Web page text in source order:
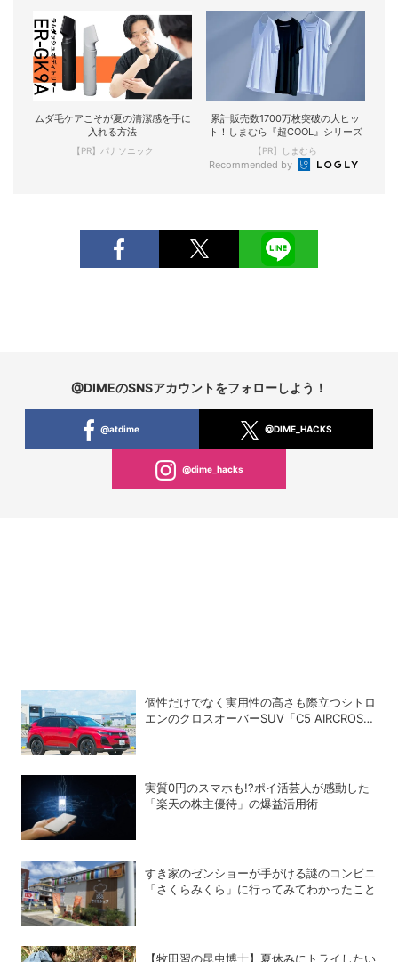
ムダ毛ケアこそが夏の清潔感を手に
入れる方法
【PR】パナソニック
累計販売数1700万枚突破の大ヒッ
ト！しまむら『超COOL』シリーズ
【PR】しまむら
Recommended by
@DIMEのSNSアカウントをフォローしよう！
@atdime @DIME_HACKS
@dime_hacks
個性だけでなく実用性の高さも際立つシトロ
エンのクロスオーバーSUV「C5 AIRCROSS
実質0円のスマホも!?ポイ活芸人が感動した
「楽天の株主優待」の爆益活用術
すき家のゼンショーが手がける謎のコンビニ
「さくらみくら」に行ってみてわかったこと
【牧田習の昆虫博士】夏休みにトライしたい